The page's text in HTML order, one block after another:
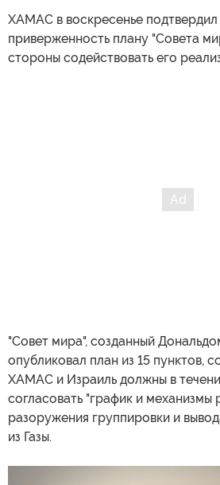
ХАМАС в воскресенье
приверженность плану "Совета
стороны содействовать его
"Совет мира", созданный
опубликовал план из 15 пунктов,
ХАМАС и Израиль должны в
согласовать "график и механизмы
разоружения группировки и
из Газы.